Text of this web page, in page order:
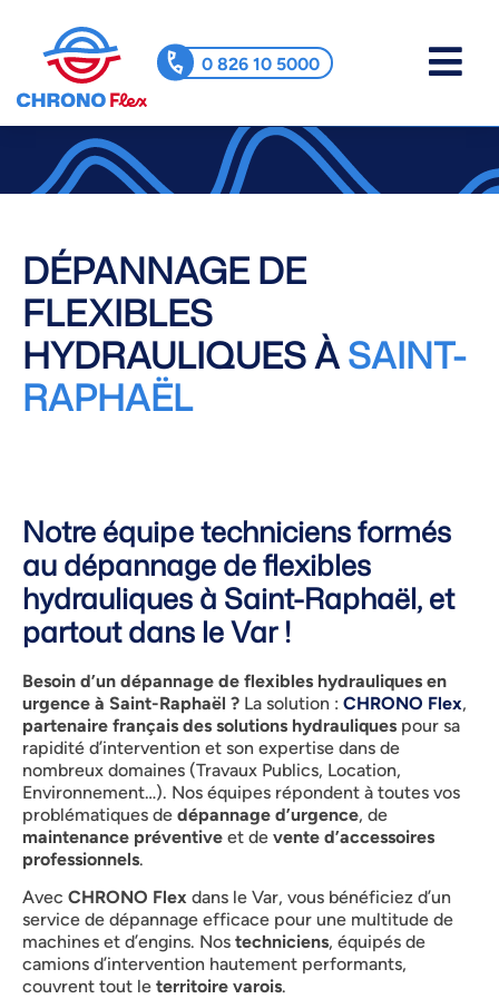
0 826 10 5000
DÉPANNAGE DE
FLEXIBLES
HYDRAULIQUES ÀSAINT-
RAPHAËL
Notre équipe techniciens formés
au dépannage de flexibles
hydrauliques à Saint-Raphaël, et
partout dans le Var !
Besoin d’un dépannage de flexibles hydrauliques en
urgence à Saint-Raphaël ? La solution : CHRONO Flex,
partenaire français des solutions hydrauliques pour sa
rapidité d’intervention et son expertise dans de
nombreux domaines (Travaux Publics, Location,
Environnement…). Nos équipes répondent à toutes vos
problématiques de dépannage d’urgence, de
maintenance préventive et de vente d’accessoires
professionnels.
Avec CHRONO Flex dans le Var, vous bénéficiez d’un
service de dépannage efficace pour une multitude de
machines et d’engins. Nos techniciens, équipés de
camions d’intervention hautement performants,
couvrent tout le territoire varois.